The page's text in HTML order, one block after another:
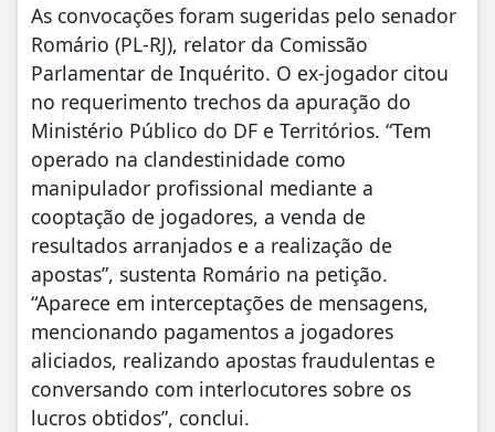
As convocações foram sugeridas pelo senador
Romário (PL-RJ), relator da Comissão
Parlamentar de Inquérito. O ex-jogador citou
no requerimento trechos da apuração do
Ministério Público do DF e Territórios. “Tem
operado na clandestinidade como
manipulador profissional mediante a
cooptação de jogadores, a venda de
resultados arranjados e a realização de
apostas”, sustenta Romário na petição.
“Aparece em interceptações de mensagens,
mencionando pagamentos a jogadores
aliciados, realizando apostas fraudulentas e
conversando com interlocutores sobre os
lucros obtidos”, conclui.